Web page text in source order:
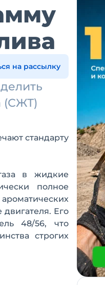
на рассылку
(СЖТ)
стандарту
в жидкие
полное
Его
48/56, что
строгих